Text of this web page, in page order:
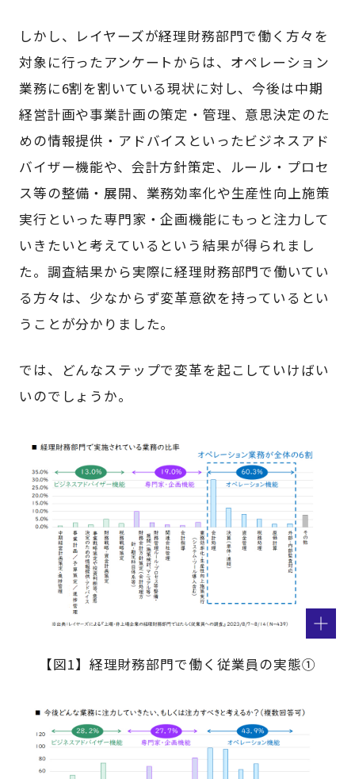
しかし、レイヤーズが経理財務部門で働く方々を
対象に行ったアンケートからは、オペレーション
業務に6割を割いている現状に対し、今後は中期
経営計画や事業計画の策定・管理、意思決定のた
めの情報提供・アドバイスといったビジネスアド
バイザー機能や、会計方針策定、ルール・プロセ
ス等の整備・展開、業務効率化や生産性向上施策
実行といった専門家・企画機能にもっと注力して
いきたいと考えているという結果が得られまし
た。調査結果から実際に経理財務部門で働いてい
る方々は、少なからず変革意欲を持っているとい
うことが分かりました。
では、どんなステップで変革を起こしていけばい
いのでしょうか。
【図1】経理財務部門で働く従業員の実態①